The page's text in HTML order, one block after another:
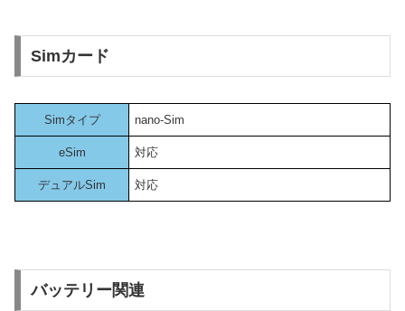
Simカード
Simタイプ nano-Sim
eSim 対応
デュアルSim 対応
バッテリー関連